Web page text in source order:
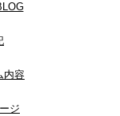
内容
ジ